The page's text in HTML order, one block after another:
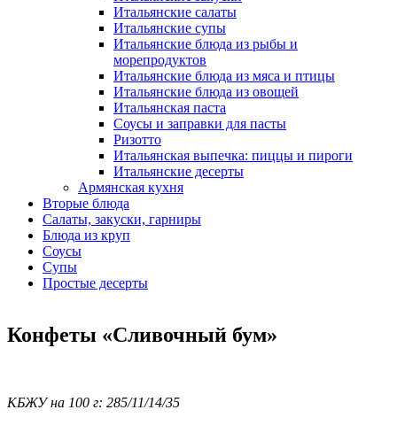
Итальянские салаты
Итальянские супы
Итальянские блюда из рыбы и
морепродуктов
Итальянские блюда из мяса и птицы
Итальянские блюда из овощей
Итальянская паста
Соусы и заправки для пасты
Ризотто
Итальянская выпечка: пиццы и пироги
Итальянские десерты
Армянская кухня
Вторые блюда
Салаты, закуски, гарниры
Блюда из круп
Соусы
Супы
Простые десерты
Конфеты «Сливочный бум»
КБЖУ на 100 г: 285/11/14/35